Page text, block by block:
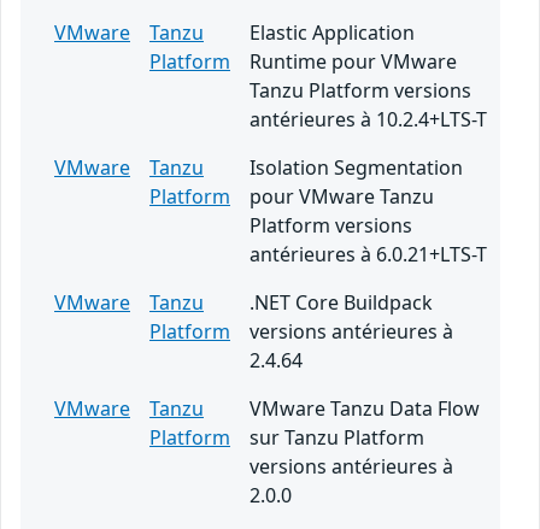
VMware
Tanzu
Platform
Elastic Application
Runtime pour VMware
Tanzu Platform versions
antérieures à 10.2.4+LTS-T
VMware
Tanzu
Platform
Isolation Segmentation
pour VMware Tanzu
Platform versions
antérieures à 6.0.21+LTS-T
VMware
Tanzu
Platform
.NET Core Buildpack
versions antérieures à
2.4.64
VMware
Tanzu
Platform
VMware Tanzu Data Flow
sur Tanzu Platform
versions antérieures à
2.0.0